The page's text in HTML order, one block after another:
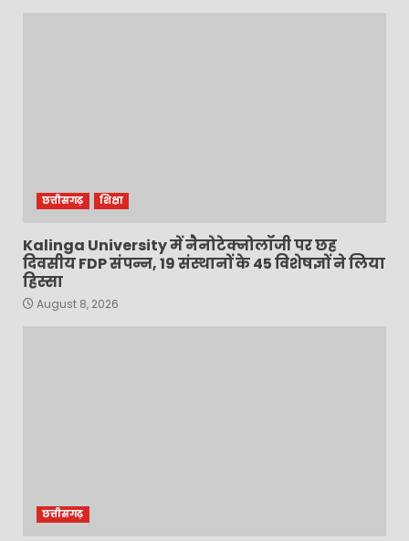
छत्तीसगढ़ शिक्षा
Kalinga University में नैनोटेक्नोलॉजी पर छह
दिवसीय FDP संपन्न, 19 संस्थानों के 45 विशेषज्ञों ने लिया
हिस्सा
August 8, 2026
छत्तीसगढ़